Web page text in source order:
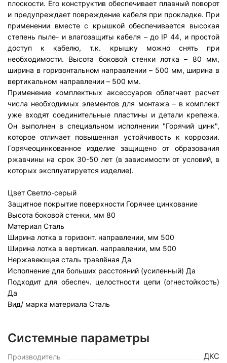
плоскости. Его конструктив обеспечивает плавный поворот
и предупреждает повреждение кабеля при прокладке. При
применении вместе с крышкой обеспечивается высокая
степень пыле- и влагозащиты кабеля – до IP 44, и простой
доступ к кабелю, т.к. крышку можно снять при
необходимости. Высота боковой стенки лотка – 80 мм,
ширина в горизонтальном направлении – 500 мм, ширина в
вертикальном направлении – 500 мм.
Применение комплектных аксессуаров облегчает расчет
числа необходимых элементов для монтажа – в комплект
уже входят соединительные пластины и детали крепежа.
Он выполнен в специальном исполнении "Горячий цинк",
которое отличает повышенная устойчивость к коррозии.
Горячеоцинкованное изделие защищено от образования
ржавчины на срок 30-50 лет (в зависимости от условий, в
которых эксплуатируется изделие).
Цвет Светло-серый
Защитное покрытие поверхности Горячее цинкование
Высота боковой стенки, мм 80
Материал Сталь
Ширина лотка в горизонт. направлении, мм 500
Ширина лотка в вертикал. направлении, мм 500
Нержавеющая сталь травлёная Да
Исполнение для больших расстояний (усиленный) Да
Подходит для обеспеч. целостности цепи (огнестойкость)
Да
Вид/ марка материала Сталь
Системные параметры
Производитель ДКС